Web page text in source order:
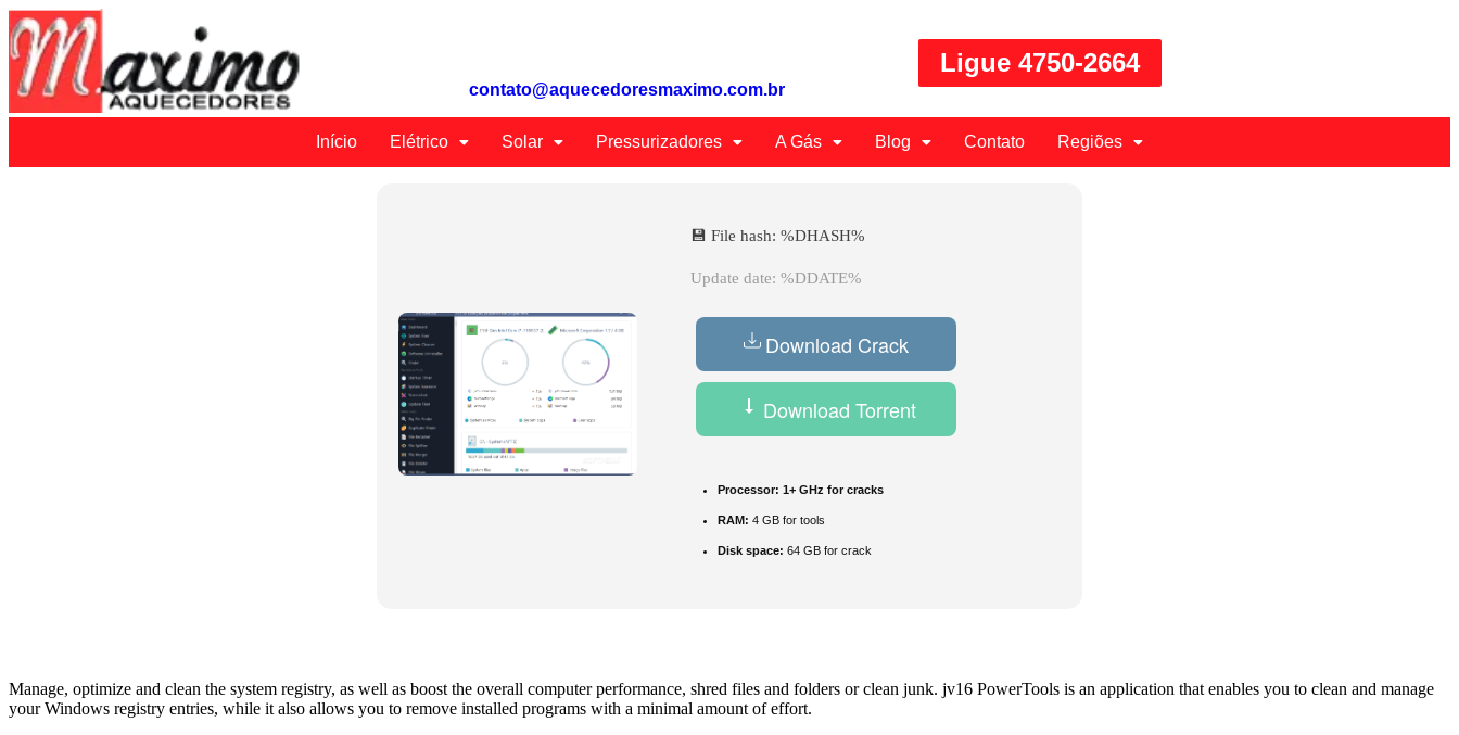
contato@aquecedoresmaximo.com.br
Ligue 4750-2664
Início Elétrico Solar Pressurizadores A Gás Blog Contato Regiões
💾 File hash: %DHASH%
Update date: %DDATE%
Download Crack
Download Torrent
Processor: 1+ GHz for cracks
RAM: 4 GB for tools
Disk space: 64 GB for crack
Manage, optimize and clean the system registry, as well as boost the overall computer performance, shred files and folders or clean junk. jv16 PowerTools is an application that enables you to clean and manage
your Windows registry entries, while it also allows you to remove installed programs with a minimal amount of effort.